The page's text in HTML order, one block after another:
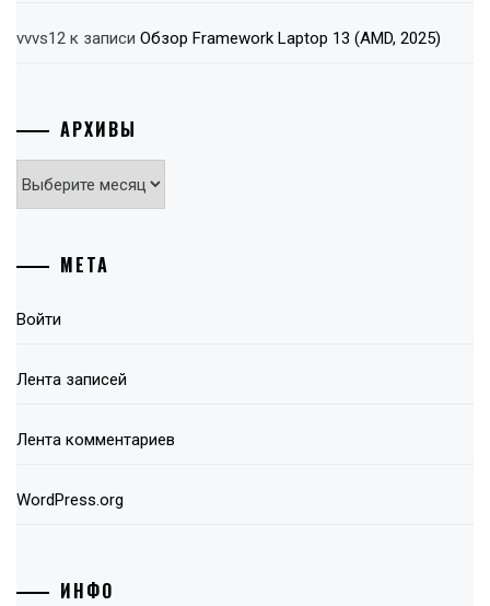
vvvs12 к записи Обзор Framework Laptop 13 (AMD, 2025)
АРХИВЫ
Архивы
МЕТА
Войти
Лента записей
Лента комментариев
WordPress.org
ИНФО